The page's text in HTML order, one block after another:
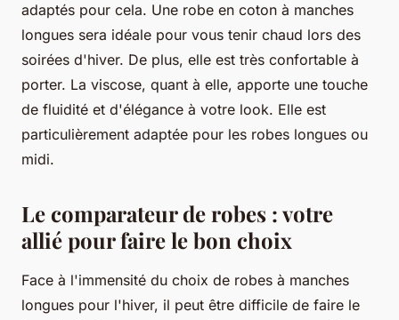
adaptés pour cela. Une robe en coton à manches
longues sera idéale pour vous tenir chaud lors des
soirées d'hiver. De plus, elle est très confortable à
porter. La viscose, quant à elle, apporte une touche
de fluidité et d'élégance à votre look. Elle est
particulièrement adaptée pour les robes longues ou
midi.
Le comparateur de robes : votre
allié pour faire le bon choix
Face à l'immensité du choix de robes à manches
longues pour l'hiver, il peut être difficile de faire le